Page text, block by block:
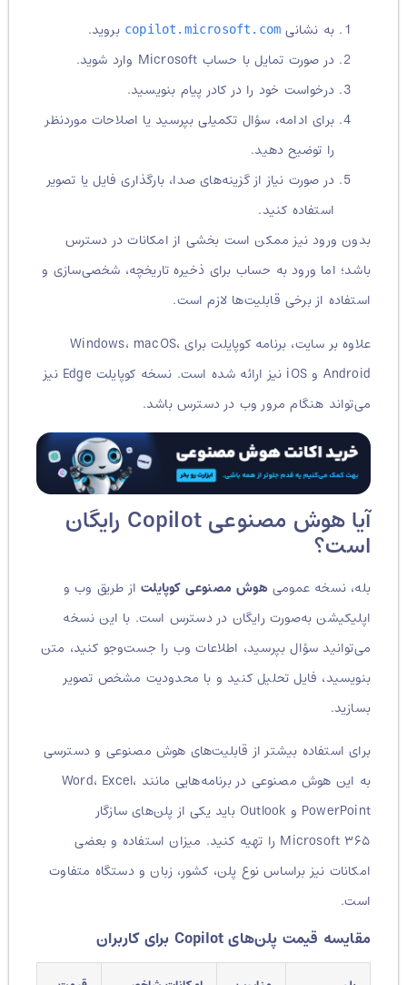
به نشانیcopilot.microsoft.comبروید.
در صورت تمایل با حساب Microsoft وارد شوید.
درخواست خود را در کادر پیام بنویسید.
برای ادامه، سؤال تکمیلی بپرسید یا اصلاحات موردنظر
را توضیح دهید.
در صورت نیاز از گزینه‌های صدا، بارگذاری فایل یا تصویر
استفاده کنید.
بدون ورود نیز ممکن است بخشی از امکانات در دسترس
باشد؛ اما ورود به حساب برای ذخیره تاریخچه، شخصی‌سازی و
استفاده از برخی قابلیت‌ها لازم است.
علاوه بر سایت، برنامه کوپایلت برای Windows، macOS،
Android و iOS نیز ارائه شده است. نسخه کوپایلت Edge نیز
می‌تواند هنگام مرور وب در دسترس باشد.
آیا هوش مصنوعی Copilot رایگان
است؟
بله، نسخه عمومیهوش مصنوعی کوپایلتاز طریق وب و
اپلیکیشن به‌صورت رایگان در دسترس است. با این نسخه
می‌توانید سؤال بپرسید، اطلاعات وب را جست‌وجو کنید، متن
بنویسید، فایل تحلیل کنید و با محدودیت مشخص تصویر
بسازید.
برای استفاده بیشتر از قابلیت‌های هوش مصنوعی و دسترسی
به این هوش مصنوعی در برنامه‌هایی مانند Word، Excel،
PowerPoint و Outlook باید یکی از پلن‌های سازگار
Microsoft ۳۶۵ را تهیه کنید. میزان استفاده و بعضی
امکانات نیز براساس نوع پلن، کشور، زبان و دستگاه متفاوت
است.
مقایسه قیمت پلن‌های Copilot برای کاربران